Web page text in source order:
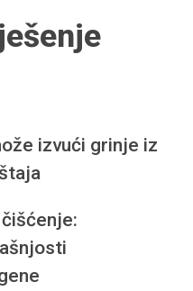
izvući grinje iz